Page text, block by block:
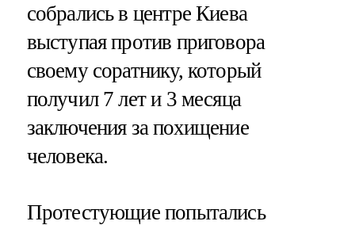
собрались в центре Киева
выступая против приговора
своему соратнику, который
получил 7 лет и 3 месяца
заключения за похищение
человека.
Протестующие попытались